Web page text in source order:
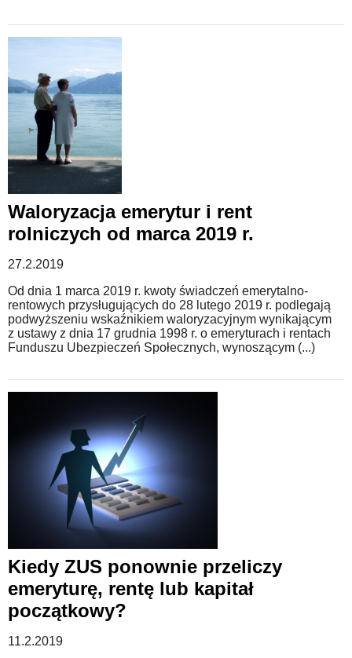
Waloryzacja emerytur i rent
rolniczych od marca 2019 r.
27.2.2019
Od dnia 1 marca 2019 r. kwoty świadczeń emerytalno-
rentowych przysługujących do 28 lutego 2019 r. podlegają
podwyższeniu wskaźnikiem waloryzacyjnym wynikającym
z ustawy z dnia 17 grudnia 1998 r. o emeryturach i rentach
Funduszu Ubezpieczeń Społecznych, wynoszącym (...)
Kiedy ZUS ponownie przeliczy
emeryturę, rentę lub kapitał
początkowy?
11.2.2019